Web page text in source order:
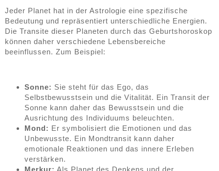
Jeder Planet hat in der Astrologie eine spezifische
Bedeutung und repräsentiert unterschiedliche Energien.
Die Transite dieser Planeten durch das Geburtshoroskop
können daher verschiedene Lebensbereiche
beeinflussen. Zum Beispiel:
Sonne: Sie steht für das Ego, das
Selbstbewusstsein und die Vitalität. Ein Transit der
Sonne kann daher das Bewusstsein und die
Ausrichtung des Individuums beleuchten.
Mond: Er symbolisiert die Emotionen und das
Unbewusste. Ein Mondtransit kann daher
emotionale Reaktionen und das innere Erleben
verstärken.
Merkur: Als Planet des Denkens und der